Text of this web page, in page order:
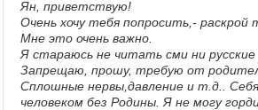
Ян, приветствую!
Очень хочу тебя попросить,- раскрой
Мне это очень важно.
Я стараюсь не читать сми ни русские
Запрещаю, прошу, требую от
Сплошные нервы,давление и т.д..
человеком без Родины. Я не могу